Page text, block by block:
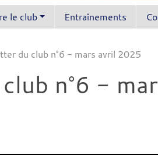
le club Entraînements
du club n°6 - mars avril 2025
n°6 -